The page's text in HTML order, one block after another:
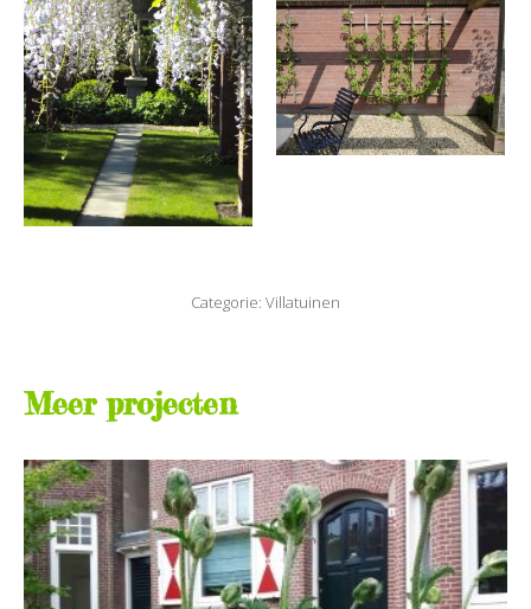
Categorie: Villatuinen
Meer projecten